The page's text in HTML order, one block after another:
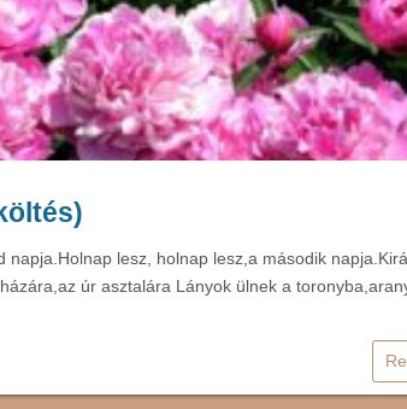
napja.Holnap lesz, holnap lesz,a második
úr asztalára Lányok ülnek a